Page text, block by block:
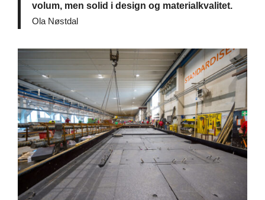
volum, men solid i design og materialkvalitet.
Ola Nøstdal